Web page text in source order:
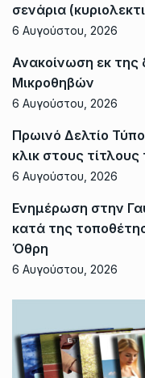
σενάρια
6 Αυγούστου, 2026
Ανακοίνωση εκ της
Μικροθηβών
6 Αυγούστου, 2026
Πρωινό Δελτίο
κλικ στους
6 Αυγούστου, 2026
Ενημέρωση στην
κατά της
Όθρη
6 Αυγούστου, 2026